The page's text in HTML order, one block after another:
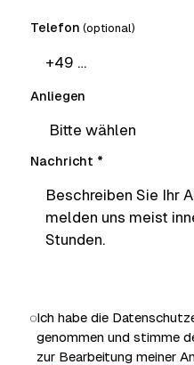
Telefon(optional)
Anliegen
Nachricht *
Ich habe die
genommen und stimme
zur Bearbeitung meiner